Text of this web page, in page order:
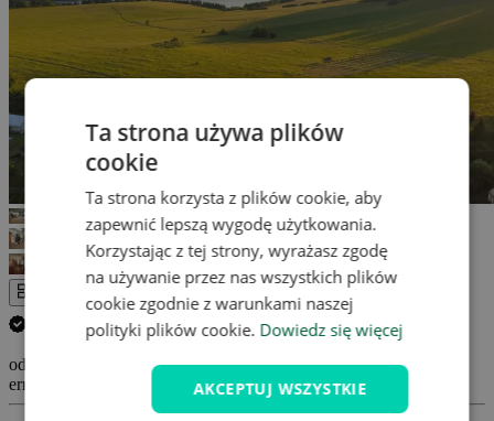
Cała galeria
Anuluj swój pobyt GRATIS.( Więcej informacji)
od 819 Zł
errors_loading_failed
Ta strona używa plików
cookie
Ta strona korzysta z plików cookie, aby
zapewnić lepszą wygodę użytkowania.
Korzystając z tej strony, wyrażasz zgodę
na używanie przez nas wszystkich plików
cookie zgodnie z warunkami naszej
polityki plików cookie. Dowiedz się więcej
AKCEPTUJ WSZYSTKIE